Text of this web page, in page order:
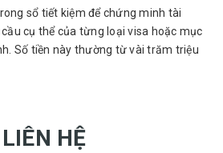
sổ tiết kiệm để chứng minh tài
cụ thể của từng loại visa hoặc mục
Số tiền này thường từ vài trăm triệu
HỆ